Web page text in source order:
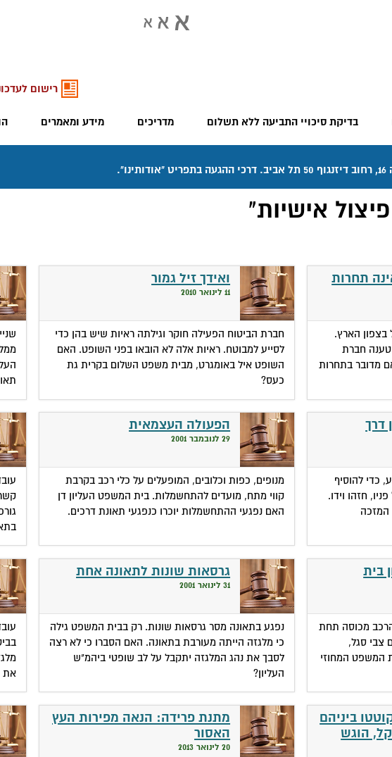
בדיקת סיכויי התביעה ללא תשלום מדריכים מידע ומאמרים
רישום
אישיות"
תחרות
בצפון הארץ.
טענה חברת
מדובר בתחרות
ואידך זיל גמור
11 לינואר 2010
חברת הביטוח הפעילה חוקר וגילתה ראיות שיש בהן כדי
לסייע למבוטח. ראיות אלה לא הובאו בפני השופט. האם
השופט איל באומגרט, מבית משפט השלום בקרית גת
כעס?
דרך
כדי להוסיף
חזהו וידו.
המזכה
הפעולה העצמאית
29 לנובמבר 2001
מנופים, כפות וכלובים, המופעלים על כלי רכב בקרבת
קווי מתח, מועדים להתחשמלות. בית המשפט העליון דן
האם נפגעי ההתחשמלות יוכרו כנפגעי תאונת דרכים.
בית
מכוסה תחת
צבי סגל,
המשפט המחוזי
גרסאות שונות לתאונה אחת
31 לינואר 2001
נפגע בתאונה מסר גרסאות שונות. רק בבית המשפט גילה
כי מלגזה הייתה מעורבת בתאונה. האם הסברו כי לא רצה
לסבך את נהג המלגזה יתקבל על לב שופטי ביהמ"ש
העליון?
את
ביניהם
אלף שקל, הוגש
מתנת פרידה: הנאה מפירות העץ
האסור
20 לינואר 2013